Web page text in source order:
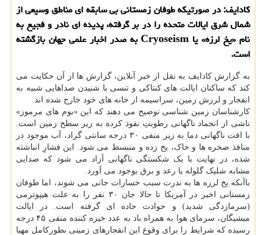
کادایف: در صورتیکه طوفان زمستانی بی سابقه ای مناطق وسیعی از
شمال شرق ایالات متحده را در بر گرفته، پدیده ای نادر و فجیع به
نام «یخ لرزه» یا Cryoseism به صدر اخبار علمی جهان بازگشته
است.
به گزارش کادایف به نقل از خبر آنلاین، گزارش ها از آن حکایت می
کند که ساکنان ایالت های کنتاکی و تنسی با شنیدن صداهایی شبیه به
انفجار و لرزش زمین، سراسیمه از خانه های خود خارج شده اند.
کارشناسان زمین شناسی توضیح می دهند که این «بوم های مرموز»
ناشی از انجماد ناگهانی رطوبتِ نفوذ کرده به زیر سطح زمین است.
با افت ناگهانی دما به زیر منفی ۳۰ درجه سانتی گراد، آب موجود در
منافذ صخره ها و خاک، یخ زده و منبسط می شود. این فشارِ انباشته
شده، در نهایت با یک شکستگی ناگهانی آزاد می شود که صدایی
مشابه شلیک گلوله یا رعد و برق بوجود می آورد.
باآنکه یخ لرزه ها به ندرت سبب خسارات جانی می شوند، اما طوفان
زمستانی اخیر در آمریکا تا حالا جان ۳۰ نفر را به علت هیپوترمی
(سرمازدگی شدید) و حوادث جاده ای گرفته است. در ایالت
میشیگان، سرمای هوا به همراه باد به عدد خیره کننده منفی ۴۵ درجه
رسیده که شرایط را برای وقوع این انفجارهای زمینی بطورکامل مهیا